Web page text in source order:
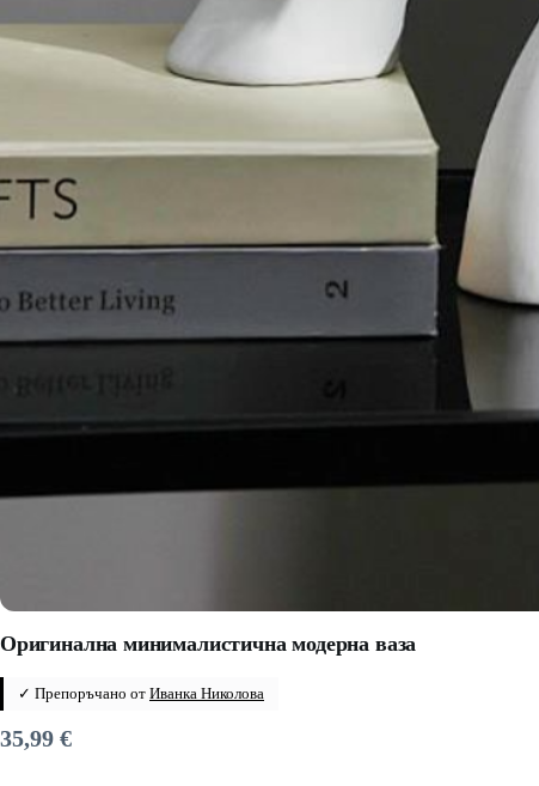
Оригинална минималистична модерна ваза
✓ Препоръчано от Иванка Николова
35,99 €